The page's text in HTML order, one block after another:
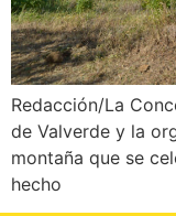
Redacción/La
de Valverde y la
montaña que se
hecho